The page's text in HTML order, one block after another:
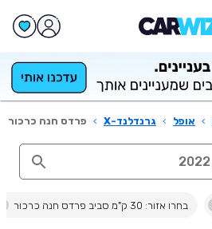
› אופל › גרנדלנד-X › פרדס חנה כרכור
בחרו אזור: 30 ק"מ סביב פרדס חנה כרכור